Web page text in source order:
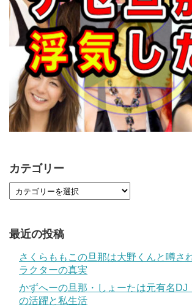
カテゴリー
最近の投稿
さくらももこの旦那は大野くんと噂さ
ラクターの真実
かずへーの旦那・しょーたは元有名DJ
の活躍と私生活